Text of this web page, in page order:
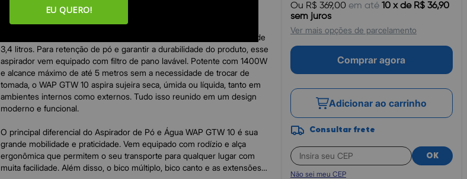
Ou R$ 369,00em até 10 x de R$ 36,90
sem juros
Ver mais opções de parcelamento
Comprar agora
Adicionar ao carrinho
Consultar frete
OK
Não sei meu CEP
precisa de agilidade, eficiência e praticidade na limpeza no dia a dia.
Compacto, seu reservatório possui volume total de 10 litros, tendo
capacidade útil para sólidos de 7 litros e capacidade útil para líquidos de
3,4 litros. Para retenção de pó e garantir a durabilidade do produto, esse
aspirador vem equipado com filtro de pano lavável. Potente com 1400W
e alcance máximo de até 5 metros sem a necessidade de trocar de
tomada, o WAP GTW 10 aspira sujeira seca, úmida ou líquida, tanto em
ambientes internos como externos. Tudo isso reunido em um design
moderno e funcional.
O principal diferencial do Aspirador de Pó e Água WAP GTW 10 é sua
grande mobilidade e praticidade. Vem equipado com rodízio e alça
ergonômica que permitem o seu transporte para qualquer lugar com
muita facilidade. Além disso, o bico múltiplo, bico canto e as extensões
EU QUERO!